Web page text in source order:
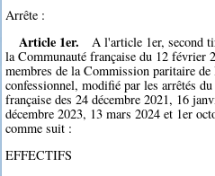
Arrête :
Article 1er.
A l'article 1er, second
la Communauté française du 12 février
membres de la Commission paritaire
confessionnel, modifié par les arrêtés
française des 24 décembre 2021, 16
décembre 2023, 13 mars 2024 et 1er
comme suit :
EFFECTIFS